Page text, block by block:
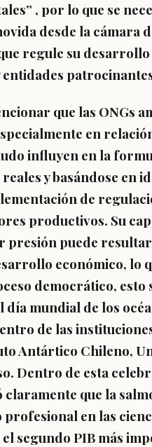
, por lo que se
desde la cámara
regule su
entidades
que las ONGs
en
influyen en la
y basándose en
de
productivos. Su
presión puede
económico, lo
democrático, esto
día mundial de los
de las
Antártico Chileno,
Dentro de esta
que la
en las
segundo PIB más